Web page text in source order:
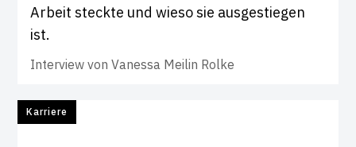
Arbeit steckte und wieso sie ausgestiegen
ist.
Interview von Vanessa Meilin Rolke
Karriere